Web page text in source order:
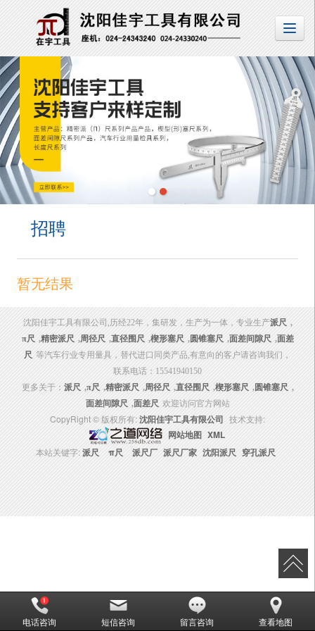
招聘
暂无结果
沈阳佳宇工具有限公司,历经22年，集研发，生产为一体，专业生产派尺 ,
π尺 ,精密派尺 ,周径尺 ,直径围尺 ,楔形塞尺 ,圆锥塞尺 ,面差间隙尺 ,面差
尺 等汽车行业专用量具，替代进口同类产品,有意向的客户请咨询我们，
联系电话：15541940150
更多关于： 派尺 ,π尺 ,精密派尺 ,周径尺 ,直径围尺 ,楔形塞尺 ,圆锥塞尺 ,
面差间隙尺 ,面差尺 欢迎访问官方网站
CopyRight © 版权所有:沈阳佳宇工具有限公司 技术支持:
网站地图 XML
本站关键字:派尺 π尺 派尺厂 派尺厂家 沈阳派尺 穿孔派尺
电话咨询 短信咨询 留言咨询 查看地图